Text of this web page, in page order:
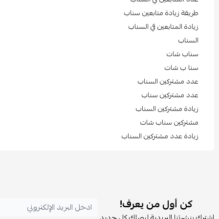
طريقة زيادة متابعين سناب
زيادة المتابعين في السناب
السناب
سناب شات
سنا ب شات
عدد مشتركين السناب
عدد مشتركين سناب
زيادة مشتركين السناب
مشتركين سناب شات
زيادة عدد مشتركين السناب
كن أول من يعرف!